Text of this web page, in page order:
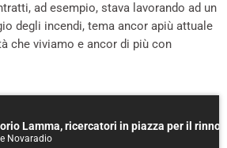
ad esempio, stava lavorando ad un
degli incendi, tema ancor apiù attuale
che viviamo e ancor di più con
Novaradio